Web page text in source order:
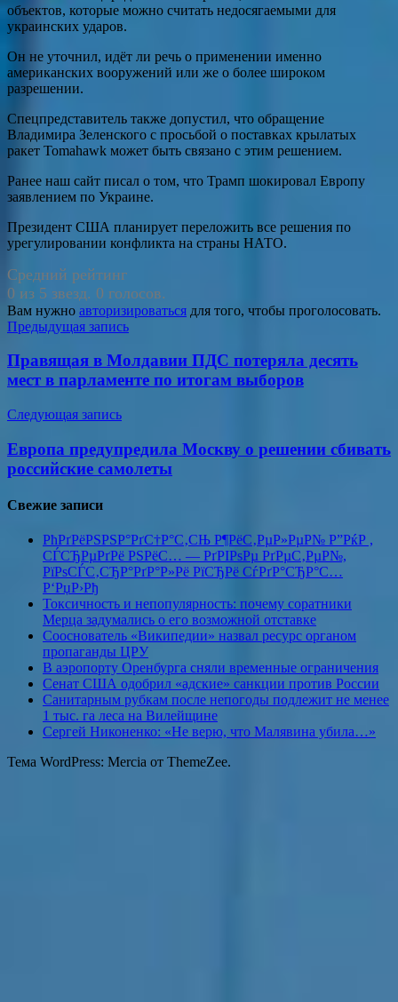
объектов, которые можно считать недосягаемыми для
украинских ударов.
Он не уточнил, идёт ли речь о применении именно
американских вооружений или же о более широком
разрешении.
Спецпредставитель также допустил, что обращение
Владимира Зеленского с просьбой о поставках крылатых
ракет Tomahawk может быть связано с этим решением.
Ранее наш сайт писал о том, что Трамп шокировал Европу
заявлением по Украине.
Президент США планирует переложить все решения по
урегулировании конфликта на страны НАТО.
Средний рейтинг
0 из 5 звезд. 0 голосов.
Вам нужно авторизироваться для того, чтобы проголосовать.
Навигация
по
записям
Предыдущая запись
Правящая в Молдавии ПДС потеряла десять
мест в парламенте по итогам выборов
Следующая запись
Европа предупредила Москву о решении сбивать
российские самолеты
Свежие записи
РћРґРёРЅРЅР°РґС†Р°С‚СЊ Р¶РёС‚РµР»РµР№ Р”РќР ,
СЃСЂРµРґРё РЅРёС… — РґРІРѕРµ РґРµС‚РµР№,
РїРѕСЃС‚СЂР°РґР°Р»Рё РїСЂРё СѓРґР°СЂР°С…
Р‘РџР›Рђ
Токсичность и непопулярность: почему соратники
Мерца задумались о его возможной отставке
Сооснователь «Википедии» назвал ресурс органом
пропаганды ЦРУ
В аэропорту Оренбурга сняли временные ограничения
Сенат США одобрил «адские» санкции против России
Санитарным рубкам после непогоды подлежит не менее
1 тыс. га леса на Вилейщине
Сергей Никоненко: «Не верю, что Малявина убила…»
Тема WordPress: Mercia от ThemeZee.